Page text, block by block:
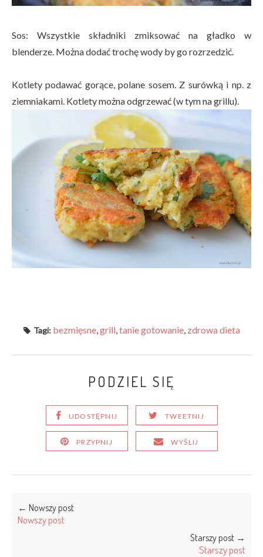
Sos: Wszystkie składniki zmiksować na gładko w
blenderze. Można dodać trochę wody by go rozrzedzić.
Kotlety podawać gorące, polane sosem. Z surówką i np. z
ziemniakami. Kotlety można odgrzewać (w tym na grillu).
Tagi: bezmięsne,grill,tanie gotowanie, zdrowa dieta
PODZIEL SIĘ
UDOSTĘPNIJ TWEETNIJ
PRZYPNIJ WYŚLIJ
← Nowszy post
Nowszy post
Starszy post →
Starszy post